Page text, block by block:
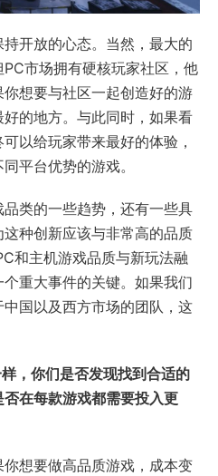
开放的心态。当然，最大的
市场拥有硬核玩家社区，他
想要与社区一起创造好的游
的地方。与此同时，如果看
以给玩家带来最好的体验，
平台优势的游戏。
类的一些趋势，还有一些具
种创新应该与非常高的品质
和主机游戏品质与新玩法融
重大事件的关键。如果我们
国以及西方市场的团队，这
，你们是否发现找到合适的
在每款游戏都需要投入更
想要做高品质游戏，成本变